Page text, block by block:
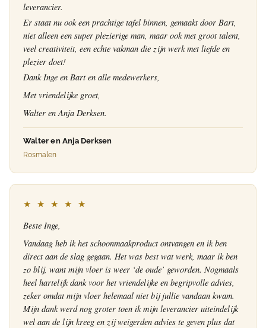
leverancier.
Er staat nu ook een prachtige tafel binnen, gemaakt door Bart,
niet alleen een super plezierige man, maar ook met groot talent,
veel creativiteit, een echte vakman die zijn werk met liefde en
plezier doet!
Dank Inge en Bart en alle medewerkers,
Met vriendelijke groet,
Walter en Anja Derksen.
Walter en Anja Derksen
Rosmalen
★ ★ ★ ★ ★
Beste Inge,
Vandaag heb ik het schoonmaakproduct ontvangen en ik ben
direct aan de slag gegaan. Het was best wat werk, maar ik ben
zo blij, want mijn vloer is weer ‘de oude’ geworden. Nogmaals
heel hartelijk dank voor het vriendelijke en begripvolle advies,
zeker omdat mijn vloer helemaal niet bij jullie vandaan kwam.
Mijn dank werd nog groter toen ik mijn leverancier uiteindelijk
wel aan de lijn kreeg en zij weigerden advies te geven plus dat